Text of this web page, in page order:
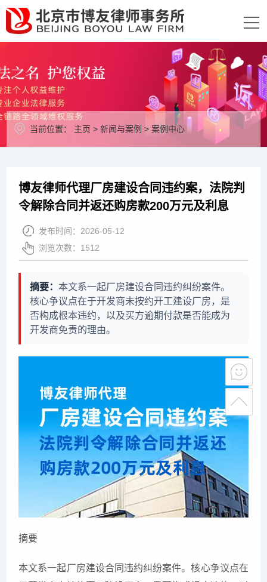
当前位置： 主页 >新闻与案例 >案例中心
博友律师代理厂房建设合同违约案，法院判
令解除合同并返还购房款200万元及利息
发布时间：2026-05-12
浏览次数： 1512
摘要：本文系一起厂房建设合同违约纠纷案件。
核心争议点在于开发商未按约开工建设厂房，是
否构成根本违约，以及买方逾期付款是否能成为
开发商免责的理由。
摘要
本文系一起厂房建设合同违约纠纷案件。核心争议点在